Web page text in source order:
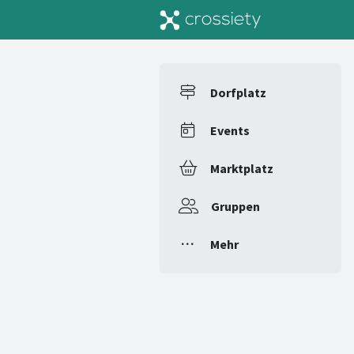
Dorfplatz
Events
Marktplatz
Gruppen
Mehr